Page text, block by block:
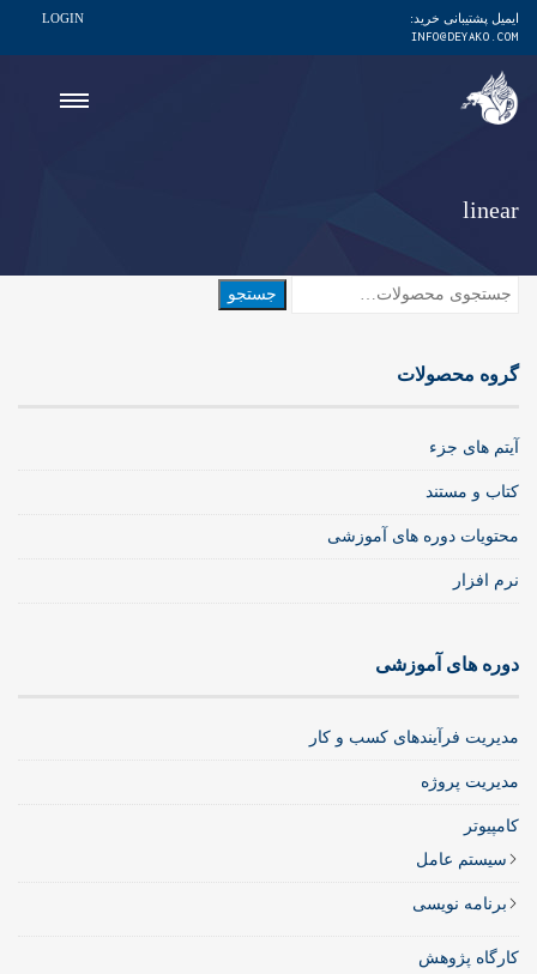
ایمیل پشتیبانی خرید:
INFO@DEYAKO.COM
LOGIN
linear
جستجو
گروه محصولات
آیتم های جزء
کتاب و مستند
محتویات دوره های آموزشی
نرم افزار
دوره های آموزشی
مدیریت فرآیندهای کسب و کار
مدیریت پروژه
کامپیوتر
سیستم عامل
برنامه نویسی
کارگاه پژوهش